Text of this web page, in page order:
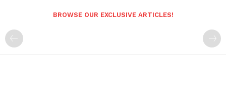
BROWSE OUR EXCLUSIVE ARTICLES!